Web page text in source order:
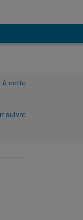
à cette
suivre